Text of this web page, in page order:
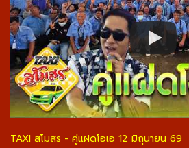
TAXI สโมสร - คู่แฝดโอเอ 12 มิถุนายน 69